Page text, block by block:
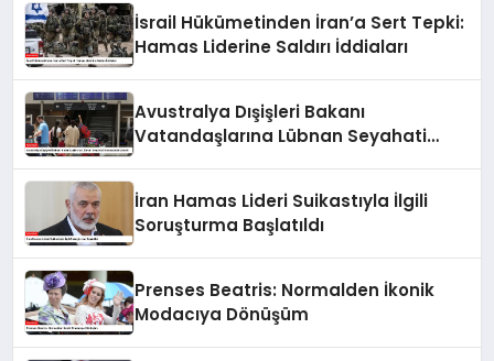
İsrail Hükümetinden İran’a Sert Tepki:
Hamas Liderine Saldırı İddiaları
Avustralya Dışişleri Bakanı
Vatandaşlarına Lübnan Seyahati
İran Hamas Lideri Suikastıyla İlgili
Soruşturma Başlatıldı
Prenses Beatris: Normalden İkonik
Modacıya Dönüşüm